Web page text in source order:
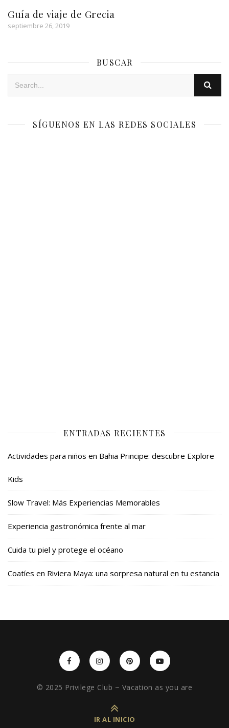
Guía de viaje de Grecia
septiembre 26, 2019
BUSCAR
SÍGUENOS EN LAS REDES SOCIALES
ENTRADAS RECIENTES
Actividades para niños en Bahia Principe: descubre Explore
Kids
Slow Travel: Más Experiencias Memorables
Experiencia gastronómica frente al mar
Cuida tu piel y protege el océano
Coatíes en Riviera Maya: una sorpresa natural en tu estancia
© 2025 Privilege Club ~ Vacation as you are
IR AL INICIO